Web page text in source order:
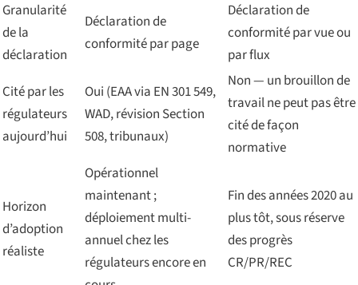
Granularité
de la
déclaration
Déclaration de
conformité par page
Déclaration de
conformité par vue ou
par flux
Cité par les
régulateurs
aujourd’hui
Oui (EAA via EN 301 549,
WAD, révision Section
508, tribunaux)
Non — un brouillon de
travail ne peut pas être
cité de façon
normative
Horizon
d’adoption
réaliste
Opérationnel
maintenant ;
déploiement multi-
annuel chez les
régulateurs encore en
Fin des années 2020 au
plus tôt, sous réserve
des progrès
CR/PR/REC